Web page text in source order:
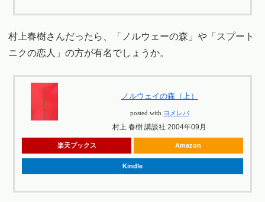
村上春樹さんだったら、「ノルウェーの森」や「スプート
ニクの恋人」の方が有名でしょうか。
ノルウェイの森（上）
posted with ヨメレバ
村上 春樹 講談社 2004年09月
楽天ブックス Amazon
Kindle